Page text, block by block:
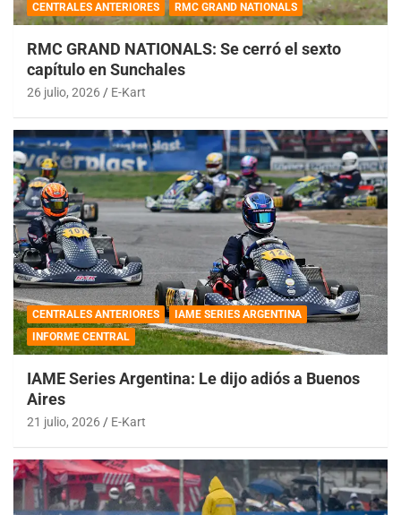
CENTRALES ANTERIORES RMC GRAND NATIONALS
RMC GRAND NATIONALS: Se cerró el sexto
capítulo en Sunchales
26 julio, 2026 E-Kart
CENTRALES ANTERIORES
IAME SERIES ARGENTINA
INFORME CENTRAL
IAME Series Argentina: Le dijo adiós a Buenos
Aires
21 julio, 2026 E-Kart